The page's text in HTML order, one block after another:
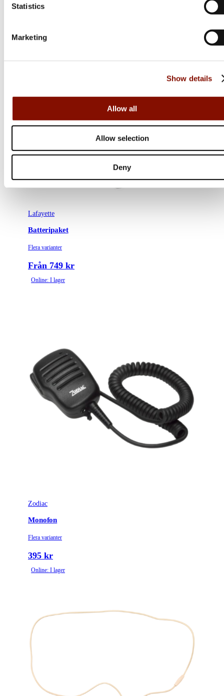
Statistics
Marketing
Show details
Allow all
Allow selection
Deny
Lafayette
Batteripaket
Flera varianter
Från 749 kr
Online: I lager
Zodiac
Monofon
Flera varianter
395 kr
Online: I lager